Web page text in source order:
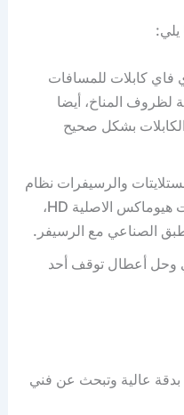
كابلات للمسافات
لظروف المناخ، أيضا
بشكل صحيح
والرسيفرات نظام
اتش دي HD، وتركيب رسيفرات هيوماكس الاصلية HD،
الصناعي مع الرسيفر.
وحل أعطال توقف أحد
بدقة عالية وتبحث عن فني